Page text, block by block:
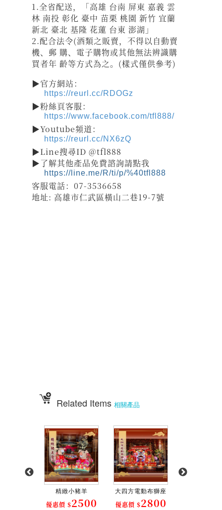
1.全省配送，「高雄 台南 屏東 嘉義 雲
林 南投 彰化 臺中 苗栗 桃園 新竹 宜蘭
新北 臺北 基隆 花蓮 台東 澎湖」
2.配合法令(酒類之販賣，不得以自動賣
機、郵 購、電子購物或其他無法辨識購
買者年 齡等方式為之。(樣式僅供參考)
▶官方網站：
https://reurl.cc/RDOGz
▶粉絲頁客服：
https://www.facebook.com/tfl888/
▶Youtube頻道：
https://reurl.cc/NX6zQ
▶Line搜尋ID @tfl888
▶了解其他產品免費諮詢請點我
https://line.me/R/ti/p/%40tfl888
客服電話：07-3536658
地址: 高雄市仁武區橫山二巷19-7號
Related Items 相關產品
精緻小豬羊
優惠價 $2500
大四方電動布獅座
優惠價 $2800